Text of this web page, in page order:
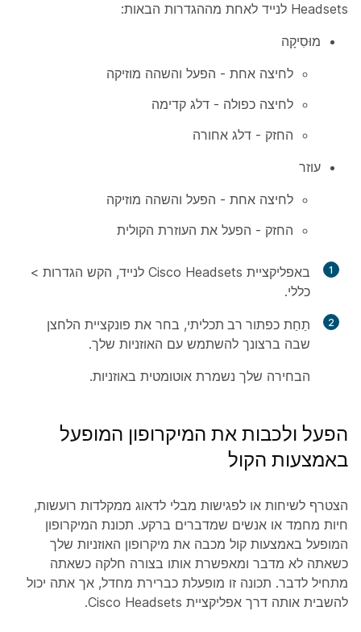
Headsets לנייד לאחת מההגדרות הבאות:
מוּסִיקָה
לחיצה אחת - הפעל והשהה מוזיקה
לחיצה כפולה - דלג קדימה
החזק - דלג אחורה
עוזר
לחיצה אחת - הפעל והשהה מוזיקה
החזק - הפעל את העוזרת הקולית
1 באפליקציית Cisco Headsets לנייד, הקש הגדרות >
כללי.
2 תַחַת כפתור רב תכליתי, בחר את פונקציית הלחצן
שבה ברצונך להשתמש עם האוזניות שלך.
הבחירה שלך נשמרת אוטומטית באוזניות.
הפעל ולכבות את המיקרופון המופעל
באמצעות הקול
הצטרף לשיחות או לפגישות מבלי לדאוג ממקלדות רועשות,
חיות מחמד או אנשים שמדברים ברקע. תכונת המיקרופון
המופעל באמצעות קול מכבה את מיקרופון האוזניות שלך
כשאתה לא מדבר ומאפשרת אותו בצורה חלקה כשאתה
מתחיל לדבר. תכונה זו מופעלת כברירת מחדל, אך אתה יכול
להשבית אותה דרך אפליקציית Cisco Headsets.